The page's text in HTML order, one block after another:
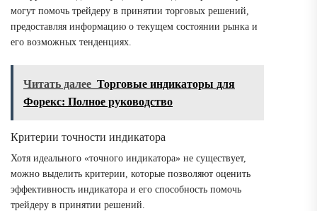
могут помочь трейдеру в принятии торговых решений,
предоставляя информацию о текущем состоянии рынка и
его возможных тенденциях.
Читать далее Торговые индикаторы для
Форекс: Полное руководство
Критерии точности индикатора
Хотя идеального «точного индикатора» не существует,
можно выделить критерии, которые позволяют оценить
эффективность индикатора и его способность помочь
трейдеру в принятии решений.